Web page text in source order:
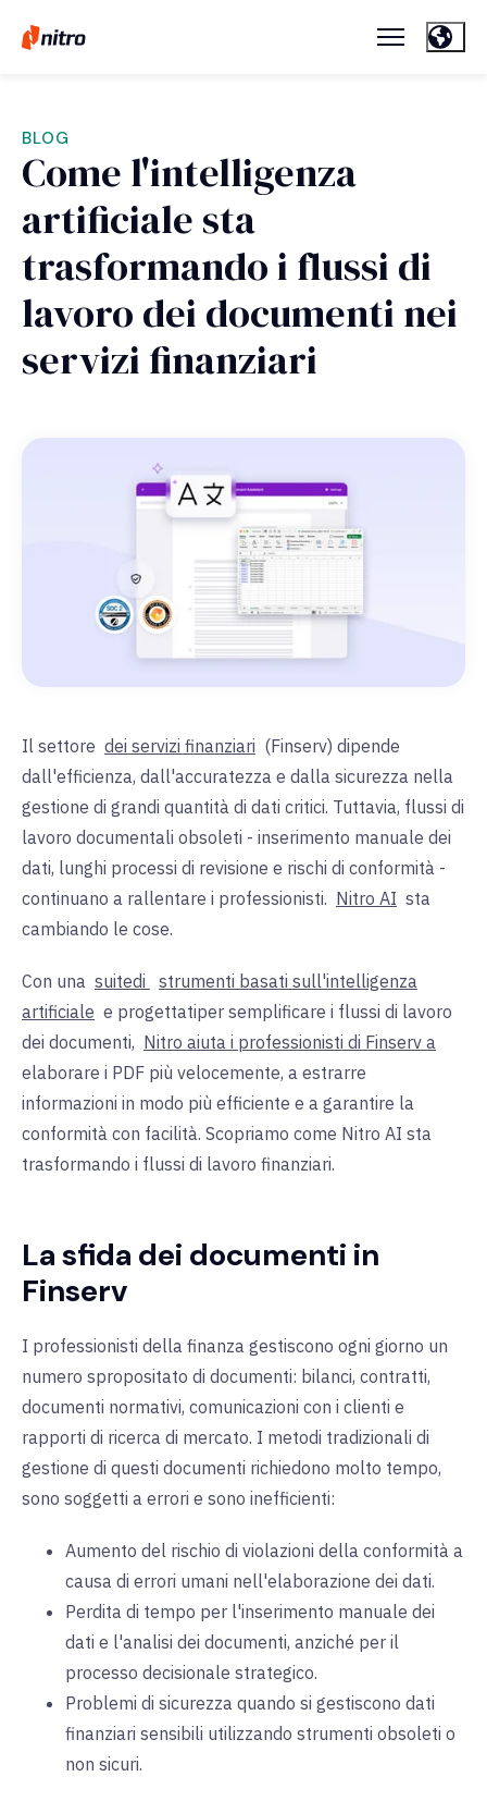
BLOG
Come l'intelligenza
artificiale sta
trasformando i flussi di
lavoro dei documenti nei
servizi finanziari
Il settore dei servizi finanziari (Finserv) dipende
dall'efficienza, dall'accuratezza e dalla sicurezza nella
gestione di grandi quantità di dati critici. Tuttavia, flussi di
lavoro documentali obsoleti - inserimento manuale dei
dati, lunghi processi di revisione e rischi di conformità -
continuano a rallentare i professionisti. Nitro AI sta
cambiando le cose.
Con una suitedi
strumenti basati sull'intelligenza
artificiale e progettatiper semplificare i flussi di lavoro
dei documenti, Nitro aiuta i professionisti di Finserv a
elaborare i PDF più velocemente, a estrarre
informazioni in modo più efficiente e a garantire la
conformità con facilità. Scopriamo come Nitro AI sta
trasformando i flussi di lavoro finanziari.
La sfida dei documenti in
Finserv
I professionisti della finanza gestiscono ogni giorno un
numero spropositato di documenti: bilanci, contratti,
documenti normativi, comunicazioni con i clienti e
rapporti di ricerca di mercato. I metodi tradizionali di
gestione di questi documenti richiedono molto tempo,
sono soggetti a errori e sono inefficienti:
Aumento del rischio di violazioni della conformità a
causa di errori umani nell'elaborazione dei dati.
Perdita di tempo per l'inserimento manuale dei
dati e l'analisi dei documenti, anziché per il
processo decisionale strategico.
Problemi di sicurezza quando si gestiscono dati
finanziari sensibili utilizzando strumenti obsoleti o
non sicuri.